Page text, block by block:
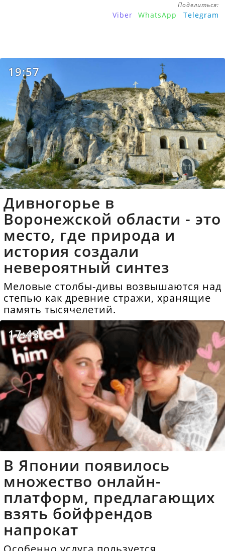
Поделиться:
Viber WhatsApp Telegram
19:57
Дивногорье в
Воронежской области - это
место, где природа и
история создали
невероятный синтез
Меловые столбы-дивы возвышаются над
степью как древние стражи, хранящие
память тысячелетий.
17:43
В Японии появилось
множество онлайн-
платформ, предлагающих
взять бойфрендов
напрокат